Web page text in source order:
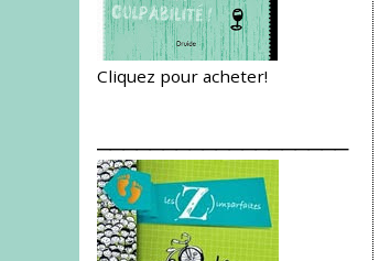
Cliquez pour acheter!